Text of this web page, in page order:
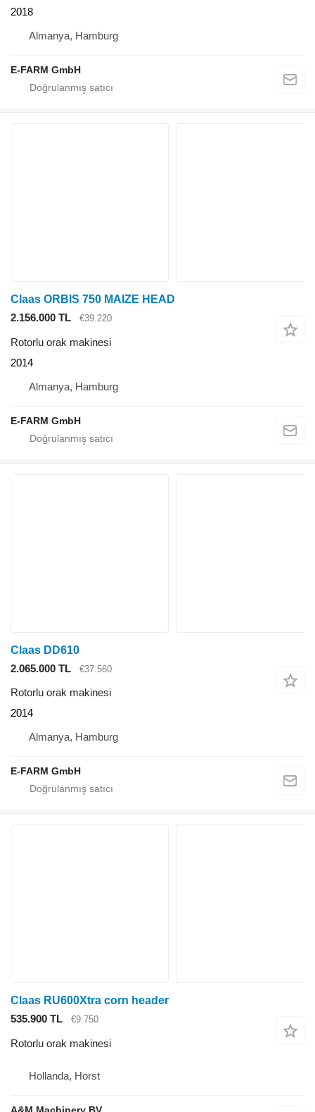
2018
Almanya, Hamburg
E-FARM GmbH
Claas ORBIS 750 MAIZE HEAD
2.156.000 TL
€39.220
Rotorlu orak makinesi
2014
Almanya, Hamburg
E-FARM GmbH
Claas DD610
2.065.000 TL
€37.560
Rotorlu orak makinesi
2014
Almanya, Hamburg
E-FARM GmbH
Claas RU600Xtra corn header
535.900 TL
€9.750
Rotorlu orak makinesi
Hollanda, Horst